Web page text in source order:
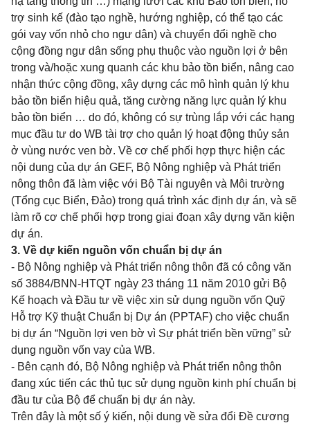
trợ sinh kế (đào tạo nghề, hướng nghiệp, có thể tạo các
gói vay vốn nhỏ cho ngư dân) và chuyển đổi nghề cho
cộng đồng ngư dân sống phụ thuộc vào nguồn lợi ở bên
trong và/hoặc xung quanh các khu bảo tồn biển, nâng cao
nhận thức cộng đồng, xây dựng các mô hình quản lý khu
bảo tồn biển hiệu quả, tăng cường năng lực quản lý khu
bảo tồn biển … do đó, không có sự trùng lắp với các hạng
mục đầu tư do WB tài trợ cho quản lý hoạt động thủy sản
ở vùng nước ven bờ. Về cơ chế phối hợp thực hiện các
nội dung của dự án GEF, Bộ Nông nghiệp và Phát triển
nông thôn đã làm việc với Bộ Tài nguyên và Môi trường
(Tổng cục Biển, Đảo) trong quá trình xác định dự án, và sẽ
làm rõ cơ chế phối hợp trong giai đoạn xây dựng văn kiện
dự án.
3. Về dự kiến nguồn vốn chuẩn bị dự án
- Bộ Nông nghiệp và Phát triển nông thôn đã có công văn
số 3884/BNN-HTQT ngày 23 tháng 11 năm 2010 gửi Bộ
Kế hoạch và Đầu tư về việc xin sử dụng nguồn vốn Quỹ
Hỗ trợ Kỹ thuật Chuẩn bị Dự án (PPTAF) cho việc chuẩn
bị dự án “Nguồn lợi ven bờ vì Sự phát triển bền vững” sử
dụng nguồn vốn vay của WB.
- Bên cạnh đó, Bộ Nông nghiệp và Phát triển nông thôn
đang xúc tiến các thủ tục sử dụng nguồn kinh phí chuẩn bị
đầu tư của Bộ để chuẩn bị dự án này.
Trên đây là một số ý kiến, nội dung về sửa đổi Đề cương